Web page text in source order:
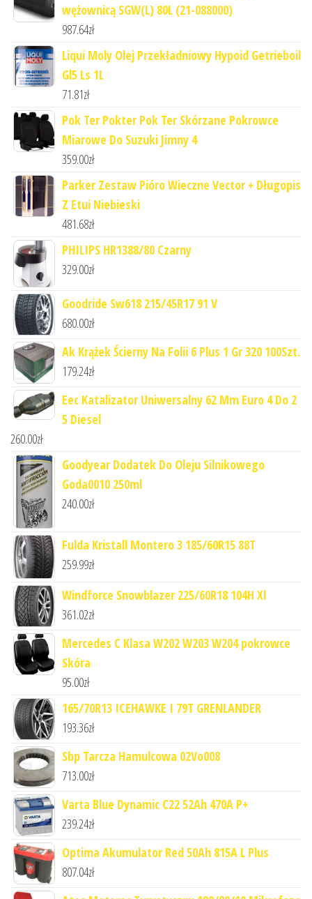
wężownicą SGW(L) 80L (21-088000)
987.64zł
Liqui Moly Olej Przekładniowy Hypoid Getrieboil
Gl5 Ls 1L
71.81zł
Pok Ter Pokter Pok Ter Skórzane Pokrowce
Miarowe Do Suzuki Jimny 4
359.00zł
Parker Zestaw Pióro Wieczne Vector + Długopis
Z Etui Niebieski
481.68zł
PHILIPS HR1388/80 Czarny
329.00zł
Goodride Sw618 215/45R17 91 V
680.00zł
Ak Krążek Ścierny Na Folii 6 Plus 1 Gr 320 100Szt.
179.24zł
Eec Katalizator Uniwersalny 62 Mm Euro 4 Do 2
5 Diesel
260.00zł
Goodyear Dodatek Do Oleju Silnikowego
Goda0010 250ml
240.00zł
Fulda Kristall Montero 3 185/60R15 88T
259.99zł
Windforce Snowblazer 225/60R18 104H Xl
361.02zł
Mercedes C Klasa W202 W203 W204 pokrowce
Skóra
95.00zł
165/70R13 ICEHAWKE I 79T GRENLANDER
193.36zł
Sbp Tarcza Hamulcowa 02Vo008
713.00zł
Varta Blue Dynamic C22 52Ah 470A P+
239.24zł
Optima Akumulator Red 50Ah 815A L Plus
807.04zł